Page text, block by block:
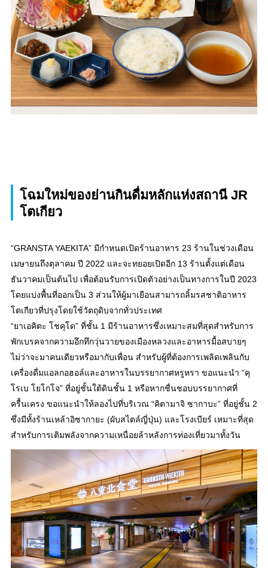
โฉมใหม่ของย่านกินดื่มหลักแห่งสถานี JR
โตเกียว
“GRANSTA YAEKITA” มีกำหนดเปิดร้านอาหาร 23 ร้านในช่วงเดือน
เมษายนถึงตุลาคม ปี 2022 และจะทยอยเปิดอีก 13 ร้านตั้งแต่เดือน
ธันวาคมเป็นต้นไป เพื่อต้อนรับการเปิดตัวอย่างเป็นทางการในปี 2023
โดยแบ่งพื้นที่ออกเป็น 3 ส่วนให้ผู้มาเยือนสามารถลิ้มรสชาติอาหาร
โตเกียวที่ปรุงโดยใช้วัตถุดิบจากทั่วประเทศ
“ยาเอคิตะ โชคุโด” ที่ชั้น 1 มีร้านอาหารซึ่งเหมาะสมที่สุดสำหรับการ
พักเบรคจากความอึกทึกวุ่นวายของเมืองหลวงและอาหารมื้อสบายๆ
ไม่ว่าจะมาคนเดียวหรือมากับเพื่อน สำหรับผู้ที่ต้องการเพลิดเพลินกับ
เครื่องดื่มแอลกอฮอล์และอาหารในบรรยากาศหรูหรา ขอแนะนำ “คุ
โรเบ โยโกโจ” ที่อยู่ชั้นใต้ดินชั้น 1 หรือหากชื่นชอบบรรยากาศที่
ครื้นเครง ขอแนะนำให้ลองไปที่บริเวณ “คิตามาจิ ซากาบะ” ที่อยู่ชั้น 2
ซึ่งมีทั้งร้านเหล้าอิซากายะ (ผับสไตล์ญี่ปุ่น) และโรงเบียร์ เหมาะที่สุด
สำหรับการเติมพลังจากความเหนื่อยล้าหลังการท่องเที่ยวมาทั้งวัน